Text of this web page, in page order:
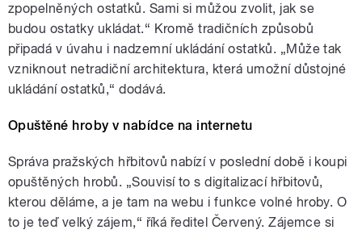
zpopelněných ostatků. Sami si můžou zvolit, jak se
budou ostatky ukládat.“ Kromě tradičních způsobů
připadá v úvahu i nadzemní ukládání ostatků. „Může tak
vzniknout netradiční architektura, která umožní důstojné
ukládání ostatků,“ dodává.
Opuštěné hroby v nabídce na internetu
Správa pražských hřbitovů nabízí v poslední době i koupi
opuštěných hrobů. „Souvisí to s digitalizací hřbitovů,
kterou děláme, a je tam na webu i funkce volné hroby. O
to je teď velký zájem,“ říká ředitel Červený. Zájemce si